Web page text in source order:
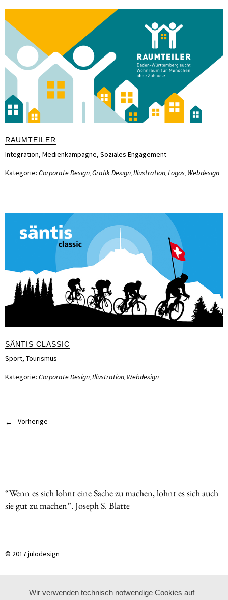
RAUMTEILER
Integration, Medienkampagne, Soziales Engagement
Kategorie: Corporate Design, Grafik Design, Illustration, Logos, Webdesign
SÄNTIS CLASSIC
Sport, Tourismus
Kategorie: Corporate Design Illustration Webdesign
Vorherige
“Wenn es sich lohnt eine Sache zu machen, lohnt es sich auch
sie gut zu machen”. Joseph S. Blatte
© 2017 julodesign
Wir verwenden technisch notwendige Cookies auf